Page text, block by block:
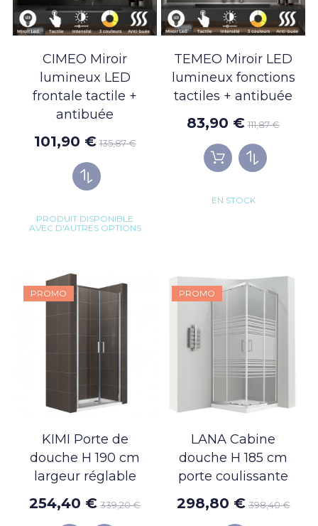
CIMEO Miroir
lumineux LED
frontale tactile +
antibuée
101,90 € 135,87 €
PRODUIT DISPONIBLE
AVEC D'AUTRES OPTIONS
TEMEO Miroir LED
lumineux fonctions
tactiles + antibuée
83,90 € 111,87 €
EN STOCK
PROMO
KIMI Porte de
douche H 190 cm
largeur réglable
254,40 € 339,20 €
PROMO
LANA Cabine
douche H 185 cm
porte coulissante
298,80 € 398,40 €